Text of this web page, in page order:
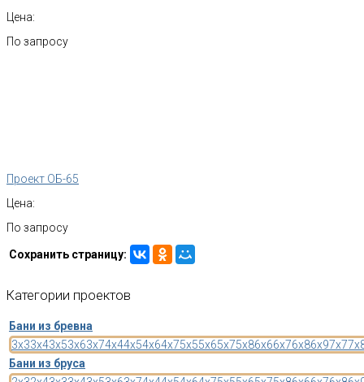
Цена:
По запросу
Проект ОБ-65
Цена:
По запросу
Сохранить страницу:
Категории проектов
Бани из бревна
3x33x43x53x63x74x44x54x64x75x55x65x75x86x66x76x86x97x7
Бани из бруса